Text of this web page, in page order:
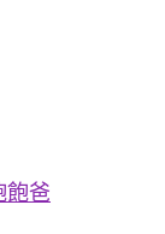
飽爸